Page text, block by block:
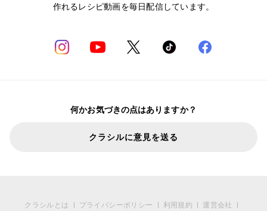
作れるレシピ動画を毎日配信しています。
何かお気づきの点はありますか？
クラシルに意見を送る
クラシルとは プライバシーポリシー 利用規約 運営会社